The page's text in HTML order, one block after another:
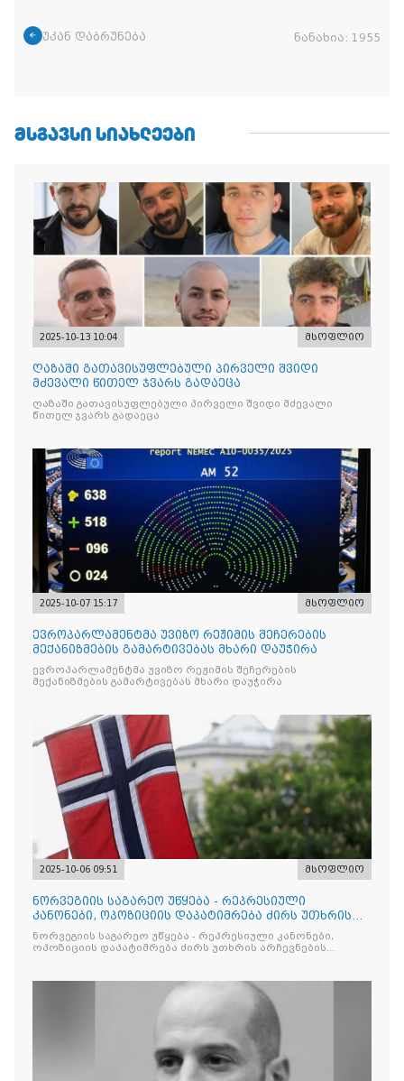
უკან დაბრუნება ნანახია: 1955
ᲛᲡᲒᲐᲕᲡᲘ ᲡᲘᲐᲮᲚᲔᲔᲑᲘ
2025-10-13 10:04 მსოფლიო
ღაზაში გათავისუფლებული პირველი შვიდი
მძევალი წითელ ჯვარს გადაეცა
ღაზაში გათავისუფლებული პირველი შვიდი მძევალი
წითელ ჯვარს გადაეცა
2025-10-07 15:17 მსოფლიო
ევროპარლამენტმა უვიზო რეჟიმის შეჩერების
მექანიზმების გამარტივებას მხარი დაუჭირა
ევროპარლამენტმა უვიზო რეჟიმის შეჩერების
მექანიზმების გამარტივებას მხარი დაუჭირა
2025-10-06 09:51 მსოფლიო
ნორვეგიის საგარეო უწყება - რეპრესიული
კანონები, ოპოზიციის დაპატიმრება ძირს უთხრის
არჩევნების ნდობას
ნორვეგიის საგარეო უწყება - რეპრესიული კანონები,
ოპოზიციის დაპატიმრება ძირს უთხრის არჩევნების